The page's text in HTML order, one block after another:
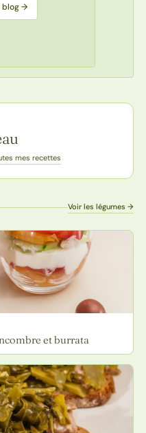
blog →
mes recettes
Voir les légumes →
et burrata